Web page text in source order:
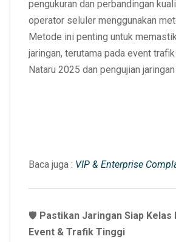
pengukuran dan perbandingan
operator seluler menggunakan
Metode ini penting untuk
jaringan, terutama pada event
Nataru 2025 dan pengujian jaringan
Baca juga : VIP & Enterprise
🛡️ Pastikan Jaringan Siap Kelas
Event & Trafik Tinggi